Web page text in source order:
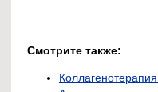
Смотрите также: